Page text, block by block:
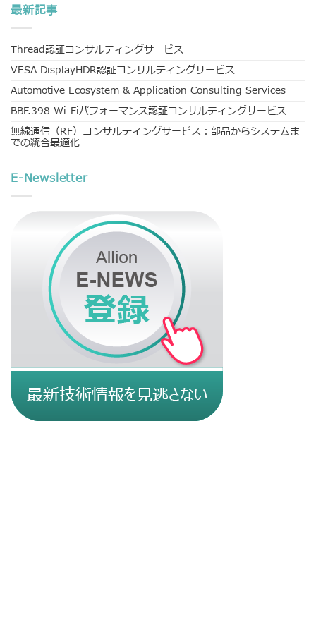
最新記事
Thread認証コンサルティングサービス
VESA DisplayHDR認証コンサルティングサービス
Automotive Ecosystem & Application Consulting Services
BBF.398 Wi-Fiパフォーマンス認証コンサルティングサービス
無線通信（RF）コンサルティングサービス：部品からシステムま
での統合最適化
E-Newsletter